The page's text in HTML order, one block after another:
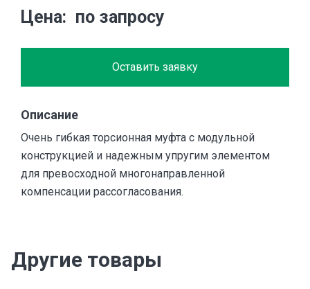
Цена по запросу
Оставить заявку
Описание
Очень гибкая торсионная муфта с модульной
конструкцией и надежным упругим элементом
для превосходной многонаправленной
компенсации рассогласования.
Другие товары